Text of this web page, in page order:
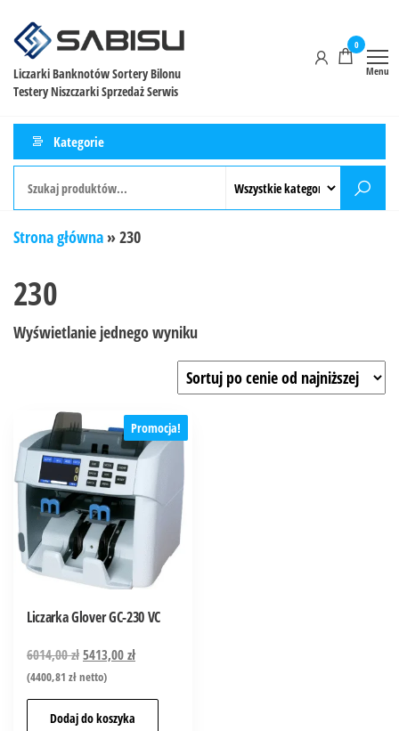
Liczarki Banknotów Sortery Bilonu
Testery Niszczarki Sprzedaż Serwis
0
Menu
Kategorie
Strona główna »230
230
Wyświetlanie jednego wyniku
Promocja!
Liczarka Glover GC-230 VC
6014,00zł5413,00zł
(4400,81 złnetto)
Dodaj do koszyka